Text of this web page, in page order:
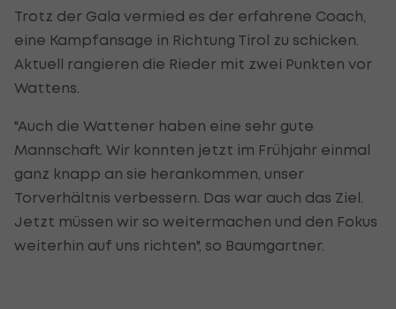
Trotz der Gala vermied es der erfahrene Coach,
eine Kampfansage in Richtung Tirol zu schicken.
Aktuell rangieren die Rieder mit zwei Punkten vor
Wattens.
"Auch die Wattener haben eine sehr gute
Mannschaft. Wir konnten jetzt im Frühjahr einmal
ganz knapp an sie herankommen, unser
Torverhältnis verbessern. Das war auch das Ziel.
Jetzt müssen wir so weitermachen und den Fokus
weiterhin auf uns richten", so Baumgartner.